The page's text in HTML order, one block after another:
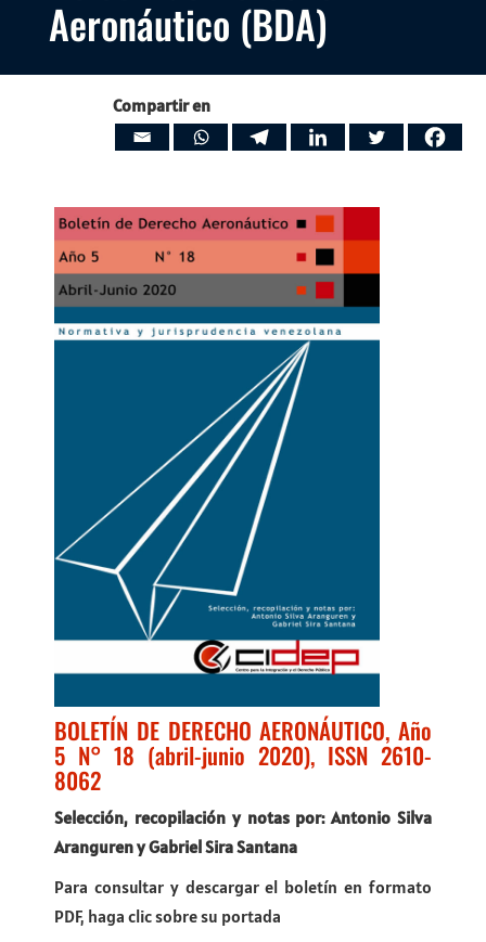
Aeronáutico (BDA)
Compartir en
BOLETÍN DE DERECHO AERONÁUTICO, Año
5 N° 18 (abril-junio 2020), ISSN 2610-
8062
Selección, recopilación y notas por: Antonio Silva
Aranguren y Gabriel Sira Santana
Para consultar y descargar el boletín en formato
PDF, haga clic sobre su portada